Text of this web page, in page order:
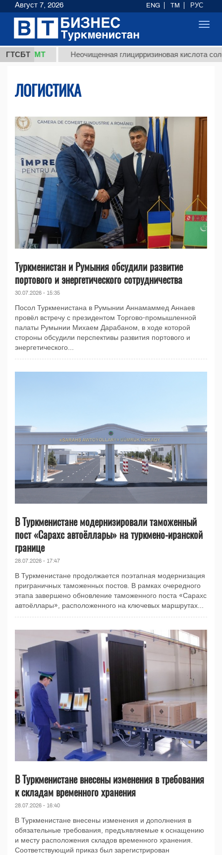
ГТСБТ Неочищенная глицирризиновая кислота солодкового
ЛОГИСТИКА
Туркменистан и Румыния обсудили развитие
портового и энергетического сотрудничества
30.07.2026 - 15:35
Посол Туркменистана в Румынии Аннамаммед Аннаев
провёл встречу с президентом Торгово-промышленной
палаты Румынии Михаем Дарабаном, в ходе которой
стороны обсудили перспективы развития портового и
энергетического...
В Туркменистане модернизировали таможенный
пост «Сарахс автоёллары» на туркмено-иранской
границе
28.07.2026 - 17:47
В Туркменистане продолжается поэтапная модернизация
приграничных таможенных постов. В рамках очередного
этапа завершено обновление таможенного поста «Сарахс
автоёллары», расположенного на ключевых маршрутах...
В Туркменистане внесены изменения в требования
к складам временного хранения
28.07.2026 - 16:40
В Туркменистане внесены изменения и дополнения в
обязательные требования, предъявляемые к оснащению
и месту расположения складов временного хранения.
Соответствующий приказ был зарегистрирован
Август 7, 2026 ENG TM РУС